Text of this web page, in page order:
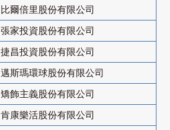
比爾倍里股份有限公司
張家投資股份有限公司
捷昌投資股份有限公司
邁斯瑪環球股份有限公司
矯飾主義股份有限公司
肯康樂活股份有限公司